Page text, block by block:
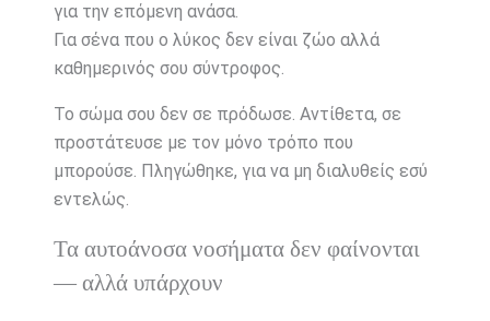
για την επόμενη ανάσα.
Για σένα που ο λύκος δεν είναι ζώο αλλά
καθημερινός σου σύντροφος.
Το σώμα σου δεν σε πρόδωσε. Αντίθετα, σε
προστάτευσε με τον μόνο τρόπο που
μπορούσε. Πληγώθηκε, για να μη διαλυθείς εσύ
εντελώς.
Τα αυτοάνοσα νοσήματα δεν φαίνονται
— αλλά υπάρχουν